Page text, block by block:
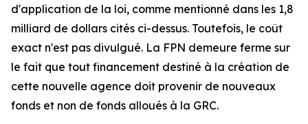
d'application de la loi, comme mentionné dans les 1,8
milliard de dollars cités ci-dessus. Toutefois, le coût
exact n'est pas divulgué. La FPN demeure ferme sur
le fait que tout financement destiné à la création de
cette nouvelle agence doit provenir de nouveaux
fonds et non de fonds alloués à la GRC.